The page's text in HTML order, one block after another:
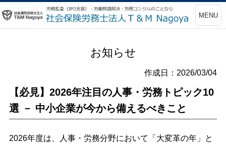
MENU
お知らせ
作成日：2026/03/04
【必見】2026年注目の人事・労務トピック10
選 － 中小企業が今から備えるべきこと
2026年度は、人事・労務分野において「大変革の年」と